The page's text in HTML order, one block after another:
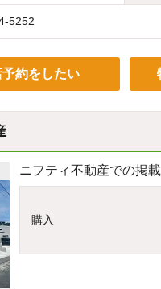
5252
約をしたい
ニフティ不動産での掲
購入